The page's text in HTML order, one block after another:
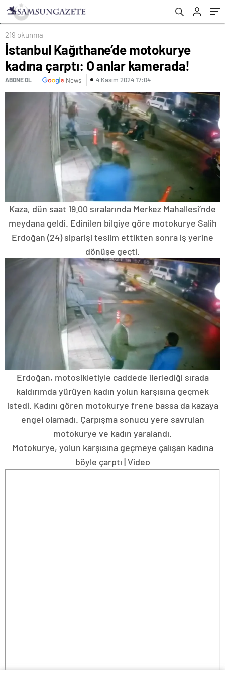
219 okunma
İstanbul Kağıthane’de motokurye
kadına çarptı: O anlar kamerada!
ABONE OL News 4 Kasım 2024 17:04
Kaza, dün saat 19.00 sıralarında Merkez Mahallesi’nde
meydana geldi. Edinilen bilgiye göre motokurye Salih
Erdoğan (24) siparişi teslim ettikten sonra iş yerine
dönüşe geçti.
Erdoğan, motosikletiyle caddede ilerlediği sırada
kaldırımda yürüyen kadın yolun karşısına geçmek
istedi. Kadını gören motokurye frene bassa da kazaya
engel olamadı. Çarpışma sonucu yere savrulan
motokurye ve kadın yaralandı.
Motokurye, yolun karşısına geçmeye çalışan kadına
böyle çarptı | Video